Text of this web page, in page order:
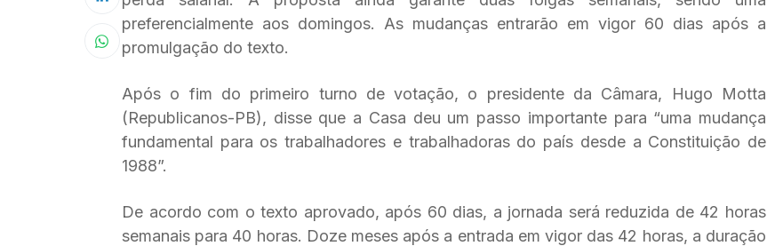
preferencialmente aos domingos. As mudanças entrarão em vigor 60 dias após a
promulgação do texto.
Após o fim do primeiro turno de votação, o presidente da Câmara, Hugo Motta
(Republicanos-PB), disse que a Casa deu um passo importante para “uma mudança
fundamental para os trabalhadores e trabalhadoras do país desde a Constituição de
1988”.
De acordo com o texto aprovado, após 60 dias, a jornada será reduzida de 42 horas
semanais para 40 horas. Doze meses após a entrada em vigor das 42 horas, a duração